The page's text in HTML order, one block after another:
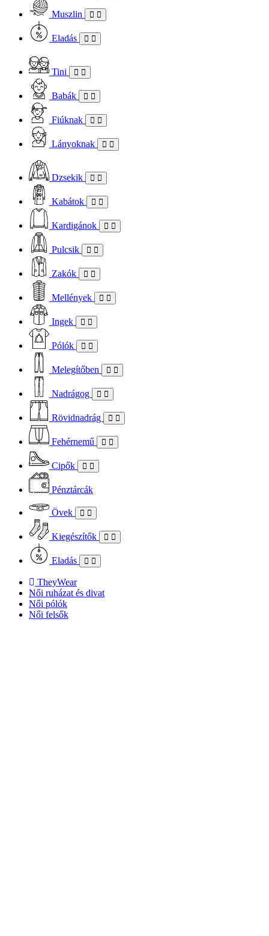
Muszlin
Eladás
Tini
Babák
Fiúknak
Lányoknak
Dzsekik
Kabátok
Kardigánok
Pulcsik
Zakók
Mellények
Ingek
Pólók
Melegítőben
Nadrágog
Rövidnadrág
Fehérnemű
Cipők
Pénztárcák
Övek
Kiegészítők
Eladás
TheyWear
Női ruházat és divat
Női pólók
Női felsők